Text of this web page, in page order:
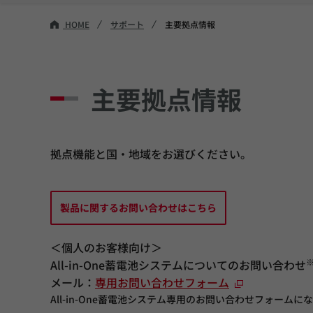
HOME サポート 主要拠点情報
主要拠点情報
拠点機能と国・地域をお選びください。
製品に関するお問い合わせはこちら
＜個人のお客様向け＞
All-in-One蓄電池システムについてのお問い合わせ※
メール： 専用お問い合わせフォーム
All-in-One蓄電池システム専用のお問い合わせフォームにな